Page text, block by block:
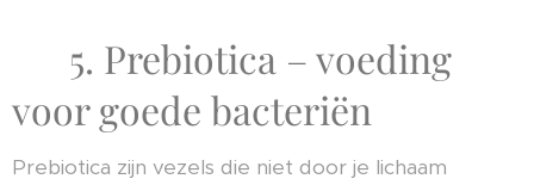
🍌 5. Prebiotica – voeding
voor goede bacteriën
Prebiotica zijn vezels die niet door je lichaam